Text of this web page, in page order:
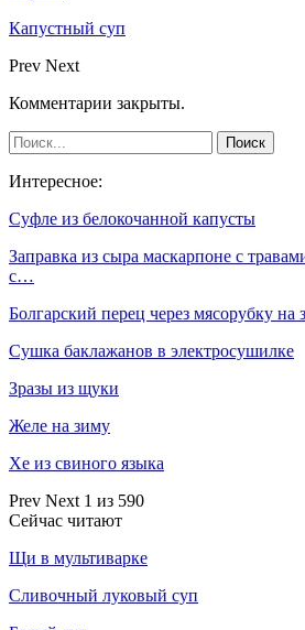
Капустный суп
Prev Next
Комментарии закрыты.
Интересное:
Суфле из белокочанной капусты
Заправка из сыра маскарпоне с
с…
Болгарский перец через мясорубку на
Сушка баклажанов в электросушилке
Зразы из щуки
Желе на зиму
Хе из свиного языка
Prev Next 1 из 590
Сейчас читают
Щи в мультиварке
Сливочный луковый суп